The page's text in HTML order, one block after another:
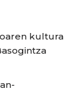
kultura